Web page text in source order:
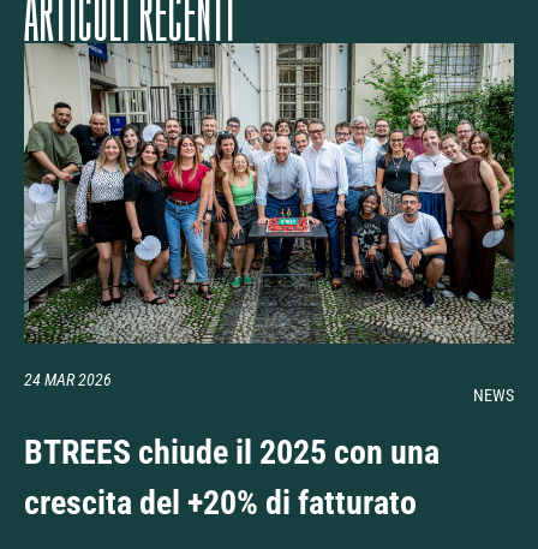
24 MAR 2026
NEWS
BTREES chiude il 2025 con una
crescita del +20% di fatturato